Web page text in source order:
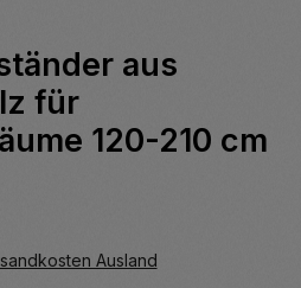
aus
für
120-210 cm
Ausland